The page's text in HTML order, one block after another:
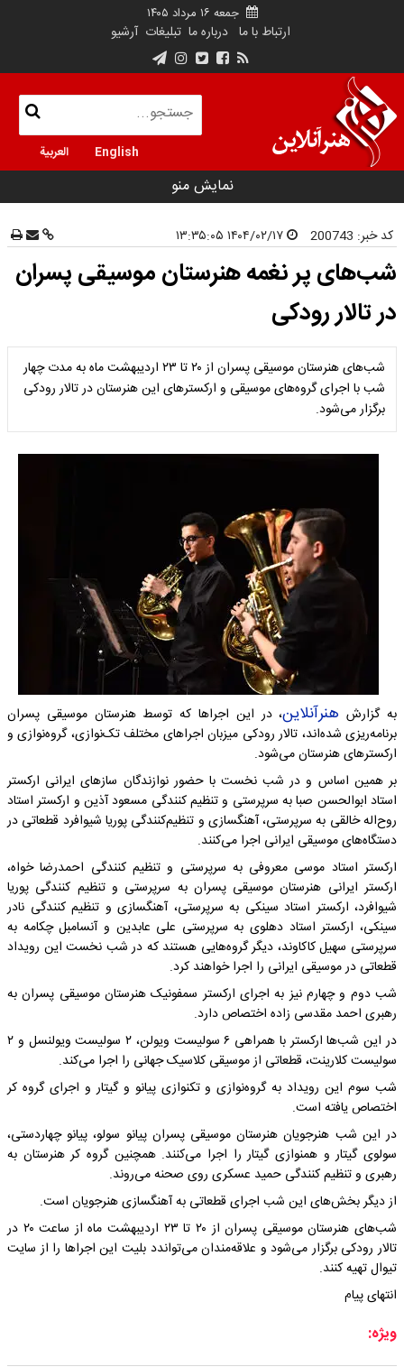
جمعه ۱۶ مرداد ۱۴۰۵
ارتباط با ما درباره ما تبلیغات آرشیو
English العربية
نمایش منو
کد خبر: 200743
شب‌های پر نغمه هنرستان موسیقی پسران
در تالار رودکی
شب‌های هنرستان موسیقی پسران از ۲۰ تا ۲۳ اردیبهشت ماه به مدت چهار
شب با اجرای گروه‌های موسیقی و ارکستر‌های این هنرستان در تالار رودکی
برگزار می‌شود.
به گزارش هنرآنلاین، در این اجراها که توسط هنرستان موسیقی پسران
برنامه‌ریزی شده‌اند، تالار رودکی میزبان اجراهای مختلف تک‌نوازی، گروه‌نوازی و
ارکسترهای هنرستان می‌شود.
بر همین اساس و در شب نخست با حضور نوازندگان سازهای ایرانی ارکستر
استاد ابوالحسن صبا به سرپرستی و تنظیم کنندگی مسعود آذین و ارکستر استاد
روح‌اله خالقی به سرپرستی، آهنگسازی و تنظیم‌کنندگی پوریا شیوافرد قطعاتی در
دستگاه‌های موسیقی ایرانی اجرا می‌کنند.
ارکستر استاد موسی معروفی به سرپرستی و تنظیم کنندگی احمدرضا خواه،
ارکستر ایرانی هنرستان موسیقی پسران به سرپرستی و تنظیم کنندگی پوریا
شیوافرد، ارکستر استاد سینکی به سرپرستی، آهنگسازی و تنظیم کنندگی نادر
سینکی، ارکستر استاد دهلوی به سرپرستی علی عابدین و آنسامبل چکامه به
سرپرستی سهیل کاکاوند، دیگر گروه‌هایی هستند که در شب نخست این رویداد
قطعاتی در موسیقی ایرانی را اجرا خواهند کرد.
شب دوم و چهارم نیز به اجرای ارکستر سمفونیک هنرستان موسیقی پسران به
رهبری احمد مقدسی زاده اختصاص دارد.
در این شب‌‌ها ارکستر با همراهی ۶ سولیست ویولن، ۲ سولیست ویولنسل و ۲
سولیست کلارینت، قطعاتی از موسیقی کلاسیک جهانی را اجرا می‌کند.
شب سوم این رویداد به گروه‌نوازی و تکنوازی پیانو و گیتار و اجرای گروه کر
اختصاص یافته است.
در این شب هنرجویان هنرستان موسیقی پسران پیانو سولو، پیانو چهاردستی،
سولوی گیتار و همنوازی گیتار را اجرا می‌کنند. همچنین گروه کر هنرستان به
رهبری و تنظیم کنندگی حمید عسکری روی صحنه می‌روند.
از دیگر بخش‌های این شب اجرای قطعاتی به آهنگسازی هنرجویان است.
شب‌های هنرستان موسیقی پسران از ۲۰ تا ۲۳ اردیبهشت ماه از ساعت ۲۰ در
تالار رودکی برگزار می‌شود و علاقه‌مندان می‌تواندد بلیت این اجراها را از سایت
تیوال تهیه کنند.
انتهای پیام
ویژه: